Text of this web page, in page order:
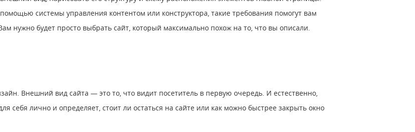
системы управления контентом или конструктора, такие требования помогут вам
нужно будет просто выбрать сайт, который максимально похож на то, что вы описали.
Внешний вид сайта — это то, что видит посетитель в первую очередь. И естественно,
себя лично и определяет, стоит ли остаться на сайте или как можно быстрее закрыть окно